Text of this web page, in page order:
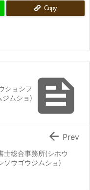
Copy

ショシフ
ジムショ)
士総合事務所(シホウ
ソウゴウジムショ)
 Prev